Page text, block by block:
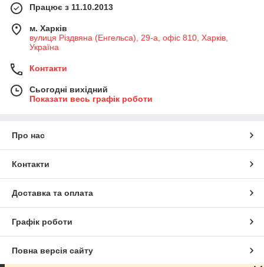
Працює з 11.10.2013
м. Харків
вулиця Різдвяна (Енгельса), 29-а, офіс 810, Харків,
Україна
Контакти
Сьогодні вихідний
Показати весь графік роботи
Про нас
Контакти
Доставка та оплата
Графік роботи
Повна версія сайту